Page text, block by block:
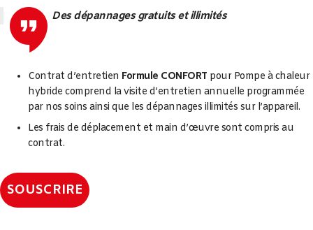
Des dépannages gratuits et illimités
Contrat d’entretien Formule CONFORT pour Pompe à chaleur
hybride comprend la visite d’entretien annuelle programmée
par nos soins ainsi que les dépannages illimités sur l’appareil.
Les frais de déplacement et main d’œuvre sont compris au
contrat.
SOUSCRIRE